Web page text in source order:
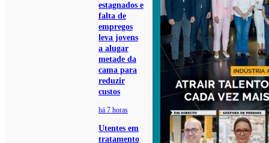
estagnados e
falta de
empregos
leva jovens
a alugar
metade da
cama para
reduzir
custos
há 7 horas
Utentes em
tratamento